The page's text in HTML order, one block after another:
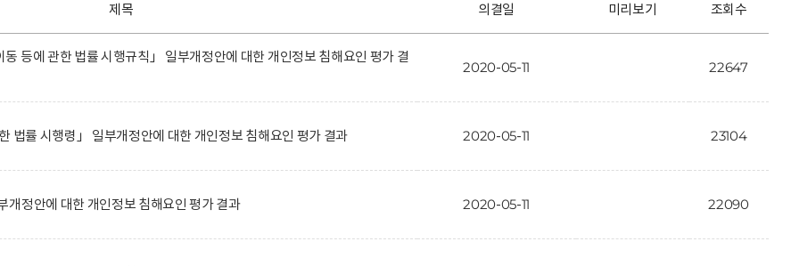
제목 의결일 미리보기 조회수
등에 관한 법률 시행규칙」 일부개정안에 대한 개인정보 침해요인 평가 결
2020-05-11 22647
법률 시행령」 일부개정안에 대한 개인정보 침해요인 평가 결과 2020-05-11 23104
개정안에 대한 개인정보 침해요인 평가 결과 2020-05-11 22090